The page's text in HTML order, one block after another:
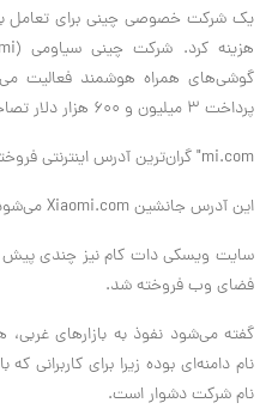
یک شرکت خصوصی چینی برای تعامل
گوشی‌های همراه هوشمند فعالیت
پرداخت ۳ میلیون و ۶۰۰ هزار دلار تصاحب کرد.
mi.com" گران‌ترین آدرس اینترنتی فروخته شده در سال ۲۰۱۴ به شمار می‌رود.
این آدرس جانشین Xiaomi.com می‌شود.
فضای وب فروخته شد.
گفته می‌شود نفوذ به بازارهای
نام دامنه‌ای بوده زیرا برای کاربرانی
نام شرکت دشوار است.